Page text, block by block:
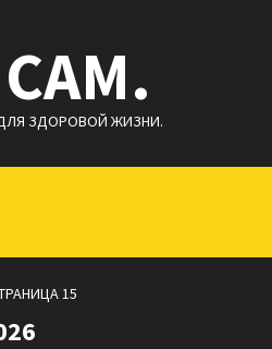
ЗДОРОВОЙ ЖИЗНИ.
15